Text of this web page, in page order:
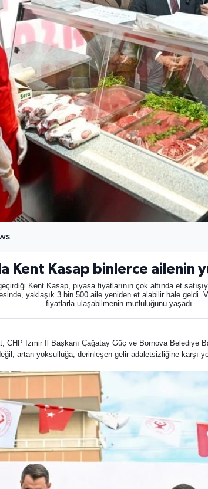
Kent Kasap binlerce ailenin
Kent Kasap, piyasa fiyatlarının çok altında et
yaklaşık 3 bin 500 aile yeniden et alabilir hale geldi.
fiyatlarla ulaşabilmenin mutluluğunu yaşadı.
CHP İzmir İl Başkanı Çağatay Güç ve Bornova Belediye
artan yoksulluğa, derinleşen gelir adaletsizliğine karşı